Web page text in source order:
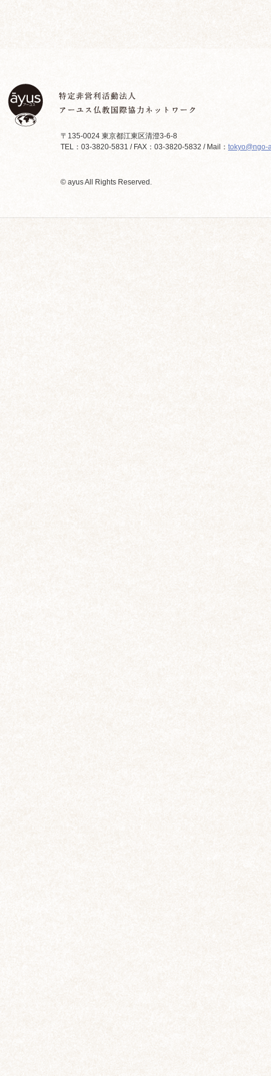
〒135-0024 東京都江東区清澄3-6-8
TEL：03-3820-5831 / FAX：03-3820-5832 / Mail： tokyo@ngo-
© ayus All Rights Reserved.